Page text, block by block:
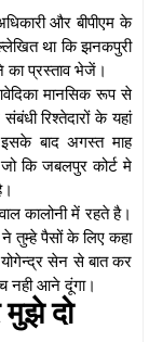
और बीपीएम के
था कि झनकपुरी
प्रस्ताव भेजें।
मानसिक रूप से
रिश्तेदारों के यहां
बाद अगस्त माह
जो कि जबलपुर कोर्ट मे
कालोनी में रहते है।
तुम्हे पैसों के लिए कहा
योगेन्द्र सेन से बात कर
नही आने दूंगा।
दो